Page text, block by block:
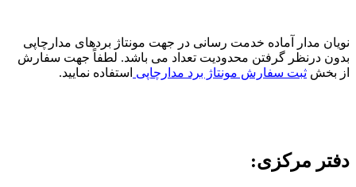
نویان مدار آماده خدمت رسانی در جهت مونتاژ بردهای مدارچاپی
بدون درنظر گرفتن محدودیت تعداد می باشد. لطفاً جهت سفارش
از بخش ثبت سفارش مونتاژ برد مدارچاپی استفاده نمایید.
دفتر مرکزی: